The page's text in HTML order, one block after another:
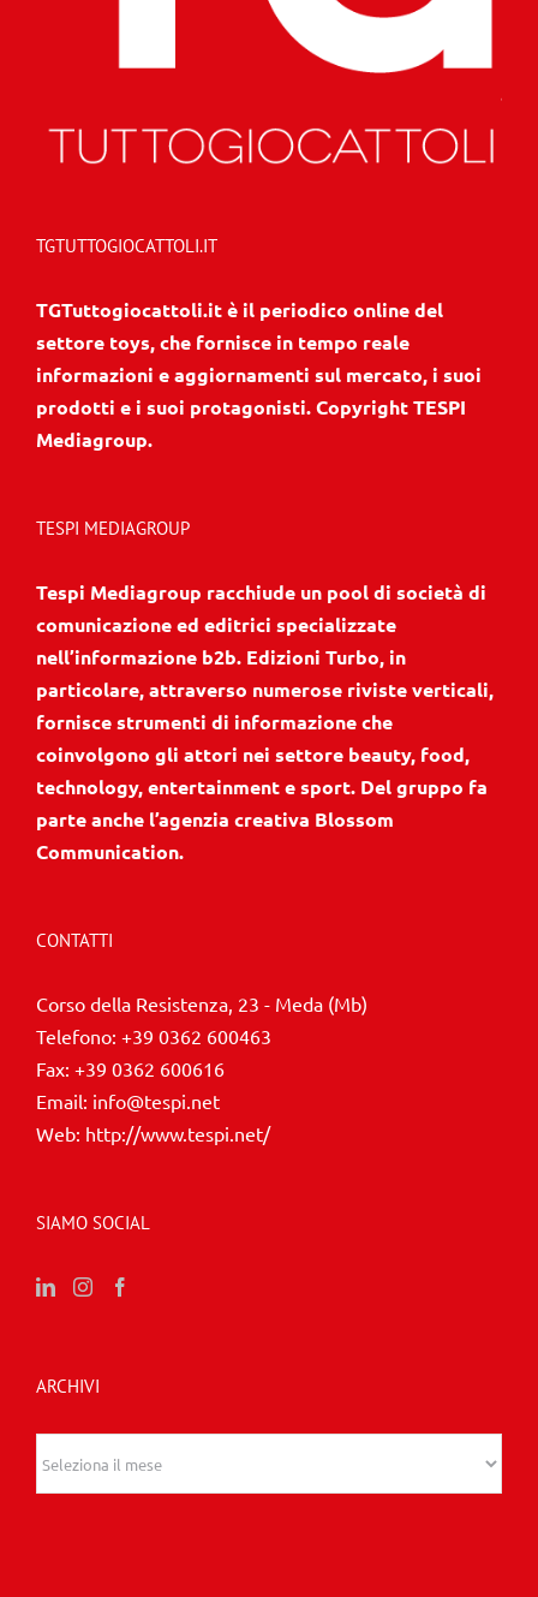
TGTUTTOGIOCATTOLI.IT
TGTuttogiocattoli.it è il periodico online del
settore toys, che fornisce in tempo reale
informazioni e aggiornamenti sul mercato, i suoi
prodotti e i suoi protagonisti. Copyright TESPI
Mediagroup.
TESPI MEDIAGROUP
Tespi Mediagroup racchiude un pool di società di
comunicazione ed editrici specializzate
nell’informazione b2b. Edizioni Turbo, in
particolare, attraverso numerose riviste verticali,
fornisce strumenti di informazione che
coinvolgono gli attori nei settore beauty, food,
technology, entertainment e sport. Del gruppo fa
parte anche l’agenzia creativa Blossom
Communication.
CONTATTI
Corso della Resistenza, 23 - Meda (Mb)
Telefono: +39 0362 600463
Fax: +39 0362 600616
Email: info@tespi.net
Web: http://www.tespi.net/
SIAMO SOCIAL
ARCHIVI